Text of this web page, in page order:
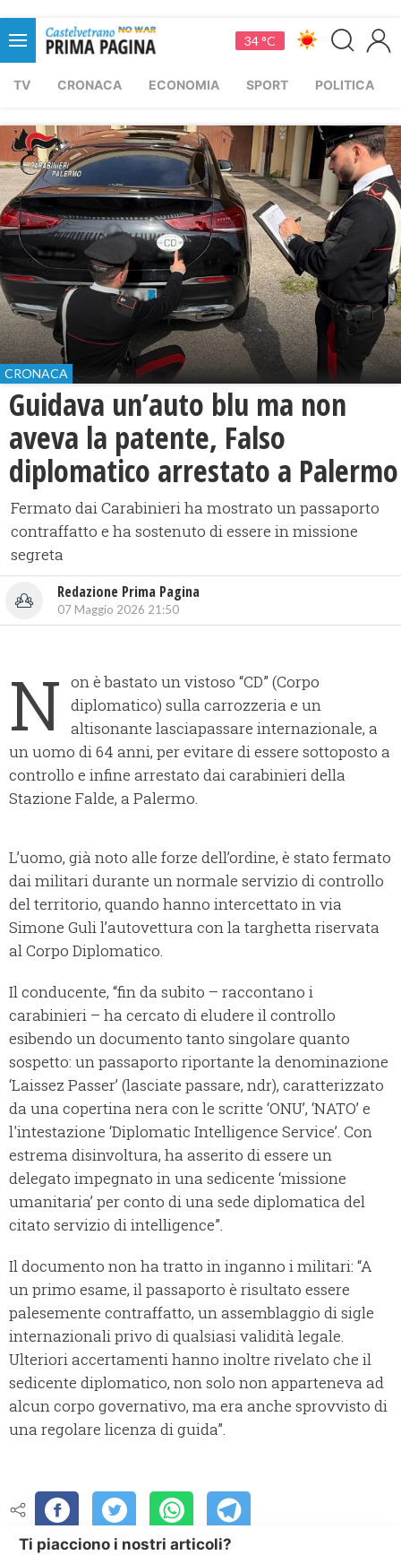
34 °C
TV CRONACA ECONOMIA SPORT POLITICA
CRONACA
Guidava un’auto blu ma non
aveva la patente, ​Falso
diplomatico arrestato a Palermo
Fermato dai Carabinieri ha mostrato un passaporto
contraffatto e ha sostenuto di essere in missione
segreta
Redazione Prima Pagina
07 Maggio 2026 21:50
N on è bastato un vistoso “CD” (Corpo
diplomatico) sulla carrozzeria e un
altisonante lasciapassare internazionale, a
un uomo di 64 anni, per evitare di essere sottoposto a
controllo e infine arrestato dai carabinieri della
Stazione Falde, a Palermo.
L’uomo, già noto alle forze dell’ordine, è stato fermato
dai militari durante un normale servizio di controllo
del territorio, quando hanno intercettato in via
Simone Guli l’autovettura con la targhetta riservata
al Corpo Diplomatico.
Il conducente, “fin da subito – raccontano i
carabinieri – ha cercato di eludere il controllo
esibendo un documento tanto singolare quanto
sospetto: un passaporto riportante la denominazione
‘Laissez Passer’ (lasciate passare, ndr), caratterizzato
da una copertina nera con le scritte ‘ONU’, ‘NATO’ e
l'intestazione ‘Diplomatic Intelligence Service’. Con
estrema disinvoltura, ha asserito di essere un
delegato impegnato in una sedicente ‘missione
umanitaria’ per conto di una sede diplomatica del
citato servizio di intelligence”.
Il documento non ha tratto in inganno i militari: “A
un primo esame, il passaporto è risultato essere
palesemente contraffatto, un assemblaggio di sigle
internazionali privo di qualsiasi validità legale.
Ulteriori accertamenti hanno inoltre rivelato che il
sedicente diplomatico, non solo non apparteneva ad
alcun corpo governativo, ma era anche sprovvisto di
una regolare licenza di guida”.
Ti piacciono i nostri articoli?